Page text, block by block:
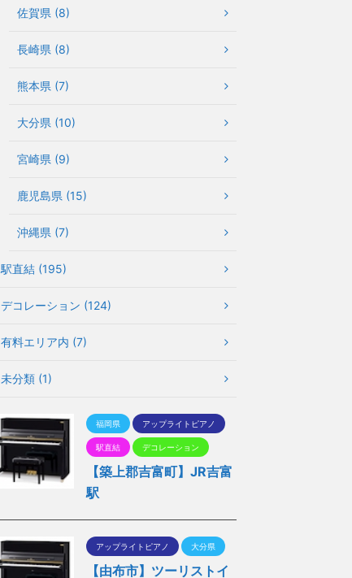
佐賀県 (8)
長崎県 (8)
熊本県 (7)
大分県 (10)
宮崎県 (9)
鹿児島県 (15)
沖縄県 (7)
駅直結 (195)
デコレーション (124)
有料エリア内 (7)
未分類 (1)
福岡県 アップライトピアノ
駅直結 デコレーション
【築上郡吉富町】JR吉富
駅
アップライトピアノ 大分県
【由布市】ツーリストイ